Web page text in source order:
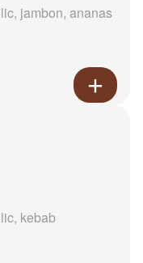
jambon, ananas
kebab